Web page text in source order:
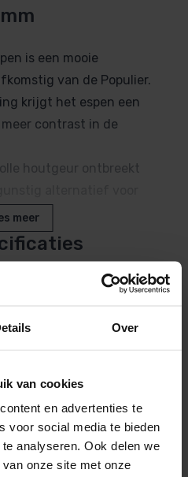
Over
van cookies
en advertenties te
voor social media te bieden
analyseren. Ook delen we
onze site met onze
is een mooie
van de Populier.
krijgt het espen een
contrast in de
houtgeur ontbreekt
fijne structuur, zeer
noestvrij.
gekleurde groei
meer